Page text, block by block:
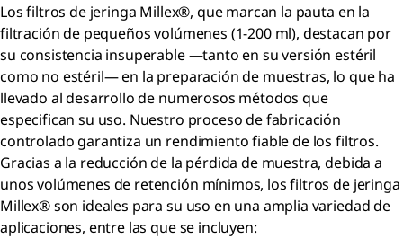
Los filtros de jeringa Millex®, que marcan la pauta en la
filtración de pequeños volúmenes (1-200 ml), destacan por
su consistencia insuperable —tanto en su versión estéril
como no estéril— en la preparación de muestras, lo que ha
llevado al desarrollo de numerosos métodos que
especifican su uso. Nuestro proceso de fabricación
controlado garantiza un rendimiento fiable de los filtros.
Gracias a la reducción de la pérdida de muestra, debida a
unos volúmenes de retención mínimos, los filtros de jeringa
Millex® son ideales para su uso en una amplia variedad de
aplicaciones, entre las que se incluyen: